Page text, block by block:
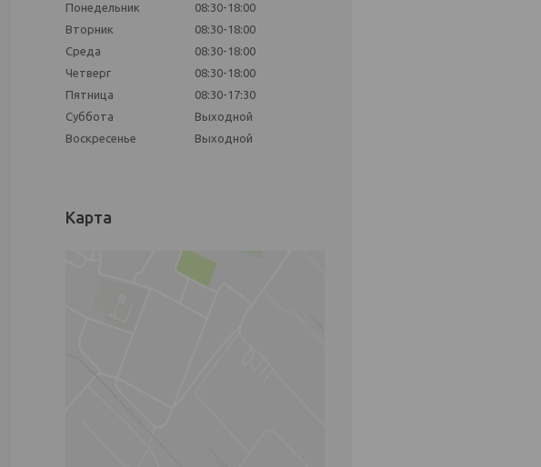
Понедельник
08:30-18:00
Вторник
08:30-18:00
Среда
08:30-18:00
Четверг
08:30-18:00
Пятница
08:30-17:30
Суббота
Выходной
Воскресенье
Выходной
Карта